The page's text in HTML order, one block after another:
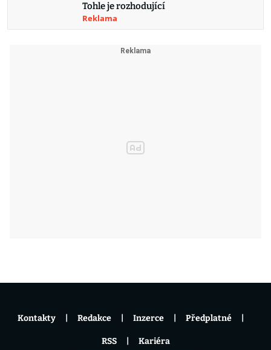
Tohle je rozhodující
Reklama
Kontakty Redakce Inzerce Předplatné
RSS Kariéra